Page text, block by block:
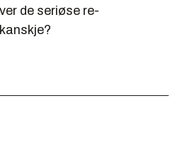
de seriøse re-